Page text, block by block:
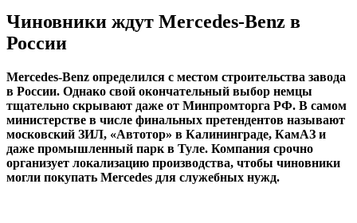
Чиновники ждут Mercedes-Benz в
России
Mercedes-Benz определился с местом строительства завода
в России. Однако свой окончательный выбор немцы
тщательно скрывают даже от Минпромторга РФ. В самом
министерстве в числе финальных претендентов называют
московский ЗИЛ, «Автотор» в Калининграде, КамАЗ и
даже промышленный парк в Туле. Компания срочно
организует локализацию производства, чтобы чиновники
могли покупать Mercedes для служебных нужд.